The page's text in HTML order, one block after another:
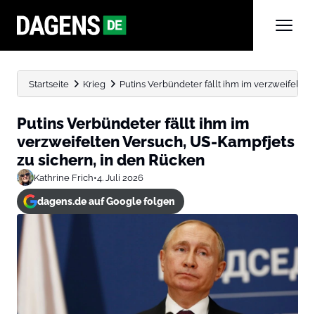
Startseite Krieg Putins Verbündeter fällt ihm im verzweifelten
Putins Verbündeter fällt ihm im
verzweifelten Versuch, US-Kampfjets
zu sichern, in den Rücken
Kathrine Frich•4. Juli 2026
dagens.de auf Google folgen